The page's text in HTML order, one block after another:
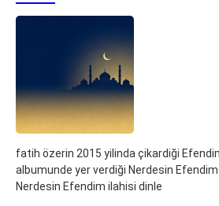
fatih özerin 2015 yilinda çikardiği
albumunde yer verdiği Nerdesin
Nerdesin Efendim ilahisi dinle